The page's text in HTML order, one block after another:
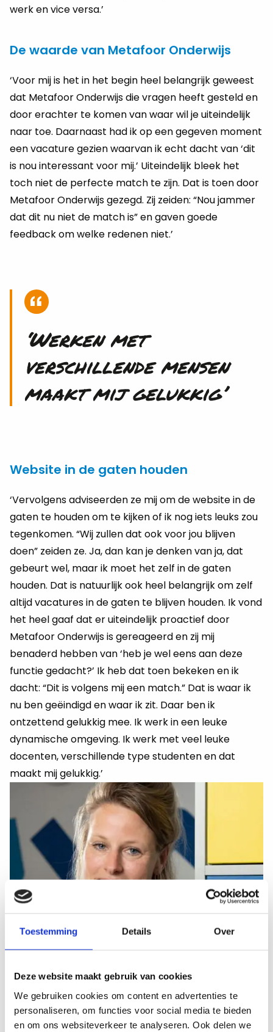
Toestemming Details Over
Deze website maakt gebruik van cookies
We gebruiken cookies om content en advertenties te
personaliseren, om functies voor social media te bieden
en om ons websiteverkeer te analyseren. Ook delen we
werk en vice versa.’
De waarde van Metafoor Onderwijs
‘Voor mij is het in het begin heel belangrijk geweest
dat Metafoor Onderwijs die vragen heeft gesteld en
door erachter te komen van waar wil je uiteindelijk
naar toe. Daarnaast had ik op een gegeven moment
een vacature gezien waarvan ik echt dacht van ‘dit
is nou interessant voor mij.’ Uiteindelijk bleek het
toch niet de perfecte match te zijn. Dat is toen door
Metafoor Onderwijs gezegd. Zij zeiden: “Nou jammer
dat dit nu niet de match is” en gaven goede
feedback om welke redenen niet.’
‘Werken met
verschillende mensen
maakt mij gelukkig’
Website in de gaten houden
‘Vervolgens adviseerden ze mij om de website in de
gaten te houden om te kijken of ik nog iets leuks zou
tegenkomen. “Wij zullen dat ook voor jou blijven
doen” zeiden ze. Ja, dan kan je denken van ja, dat
gebeurt wel, maar ik moet het zelf in de gaten
houden. Dat is natuurlijk ook heel belangrijk om zelf
altijd vacatures in de gaten te blijven houden. Ik vond
het heel gaaf dat er uiteindelijk proactief door
Metafoor Onderwijs is gereageerd en zij mij
benaderd hebben van ‘heb je wel eens aan deze
functie gedacht?’ Ik heb dat toen bekeken en ik
dacht: “Dit is volgens mij een match.” Dat is waar ik
nu ben geëindigd en waar ik zit. Daar ben ik
ontzettend gelukkig mee. Ik werk in een leuke
dynamische omgeving. Ik werk met veel leuke
docenten, verschillende type studenten en dat
maakt mij gelukkig.’